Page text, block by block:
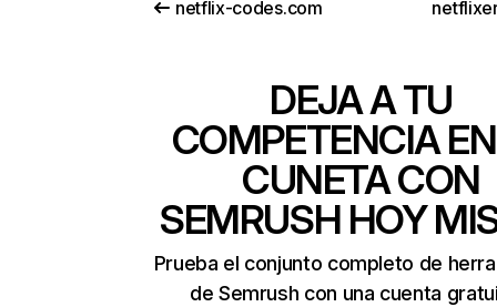
netflix-codes.com
DEJA A TU
COMPETENCIA
CUNETA CON
SEMRUSH HOY
Prueba el conjunto completo de
de Semrush con una cuenta